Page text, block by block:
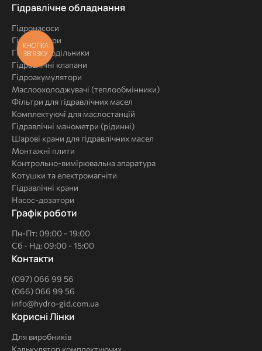
Комплексні
Гідравлічне обладнання
Гідронасоси
Гідромотори
Гідророзподільники
Гідравлічні клапани
Гідроакумулятори
Маслоохолоджувачі (теплообмінники)
Фільтри для гідравлічних масел
Комплектуючі для маслостанцій
Гідравлічні манометри (рідинні)
Шарові крани для гідравлічних масел
Монтажні плити
Контрольно-вимірювальна апаратура
Котушки та електромагніти
Гідравлічні крани
Насос-дозатори
Графік роботи
Пн-Пт: 09:00 - 19:00
Сб - Нд: 09:00 - 15:00
Контакти
(097) 066 99 56
(066) 066 99 56
info@hydro-gid.com.ua
Корисні
Корисні Лінки
Для виробників
Калькулятор комплектуючих
КНОПКА
ЗВ'ЯЗКУ